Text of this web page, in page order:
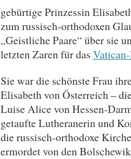
gebürtige Prinzessin
zum russisch-orthodoxen
„Geistliche Paare“ über sie
letzten Zaren für das
Sie war die schönste Frau
Elisabeth von Österreich –
Luise Alice von Hessen-
getaufte Lutheranerin und
die russisch-orthodoxe
ermordet von den